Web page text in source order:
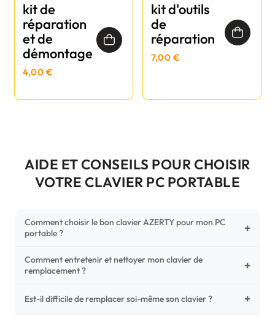
kit de
réparation
et de
démontage
4,00 €
kit d'outils
de
réparation
7,00 €
AIDE ET CONSEILS POUR CHOISIR
VOTRE CLAVIER PC PORTABLE
Comment choisir le bon clavier AZERTY pour mon PC
portable ?
+
Pour ne pas vous tromper, vérifiez trois points critiques sur
votre clavier d'origine : la disposition (AZERTY Français), la
photos HD) et l'emplacement des fixations (vis ou clips) au
Comment entretenir et nettoyer mon clavier de
remplacement ?
+
Un entretien régulier prolonge la vie de vos touches.
Est-il difficile de remplacer soi-même son clavier ? +